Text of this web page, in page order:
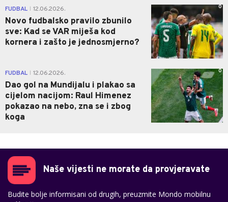
FUDBAL 12.06.2026.
Novo fudbalsko pravilo zbunilo
sve: Kad se VAR miješa kod
kornera i zašto je jednosmjerno?
0
FUDBAL 12.06.2026.
Dao gol na Mundijalu i plakao sa
cijelom nacijom: Raul Himenez
pokazao na nebo, zna se i zbog
koga
0
Naše vijesti ne morate da provjeravate
Budite bolje informisani od drugih, preuzmite Mondo mobilnu